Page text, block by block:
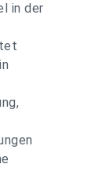
in der